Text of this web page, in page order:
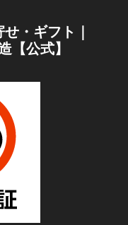
・ギフト｜
【公式】